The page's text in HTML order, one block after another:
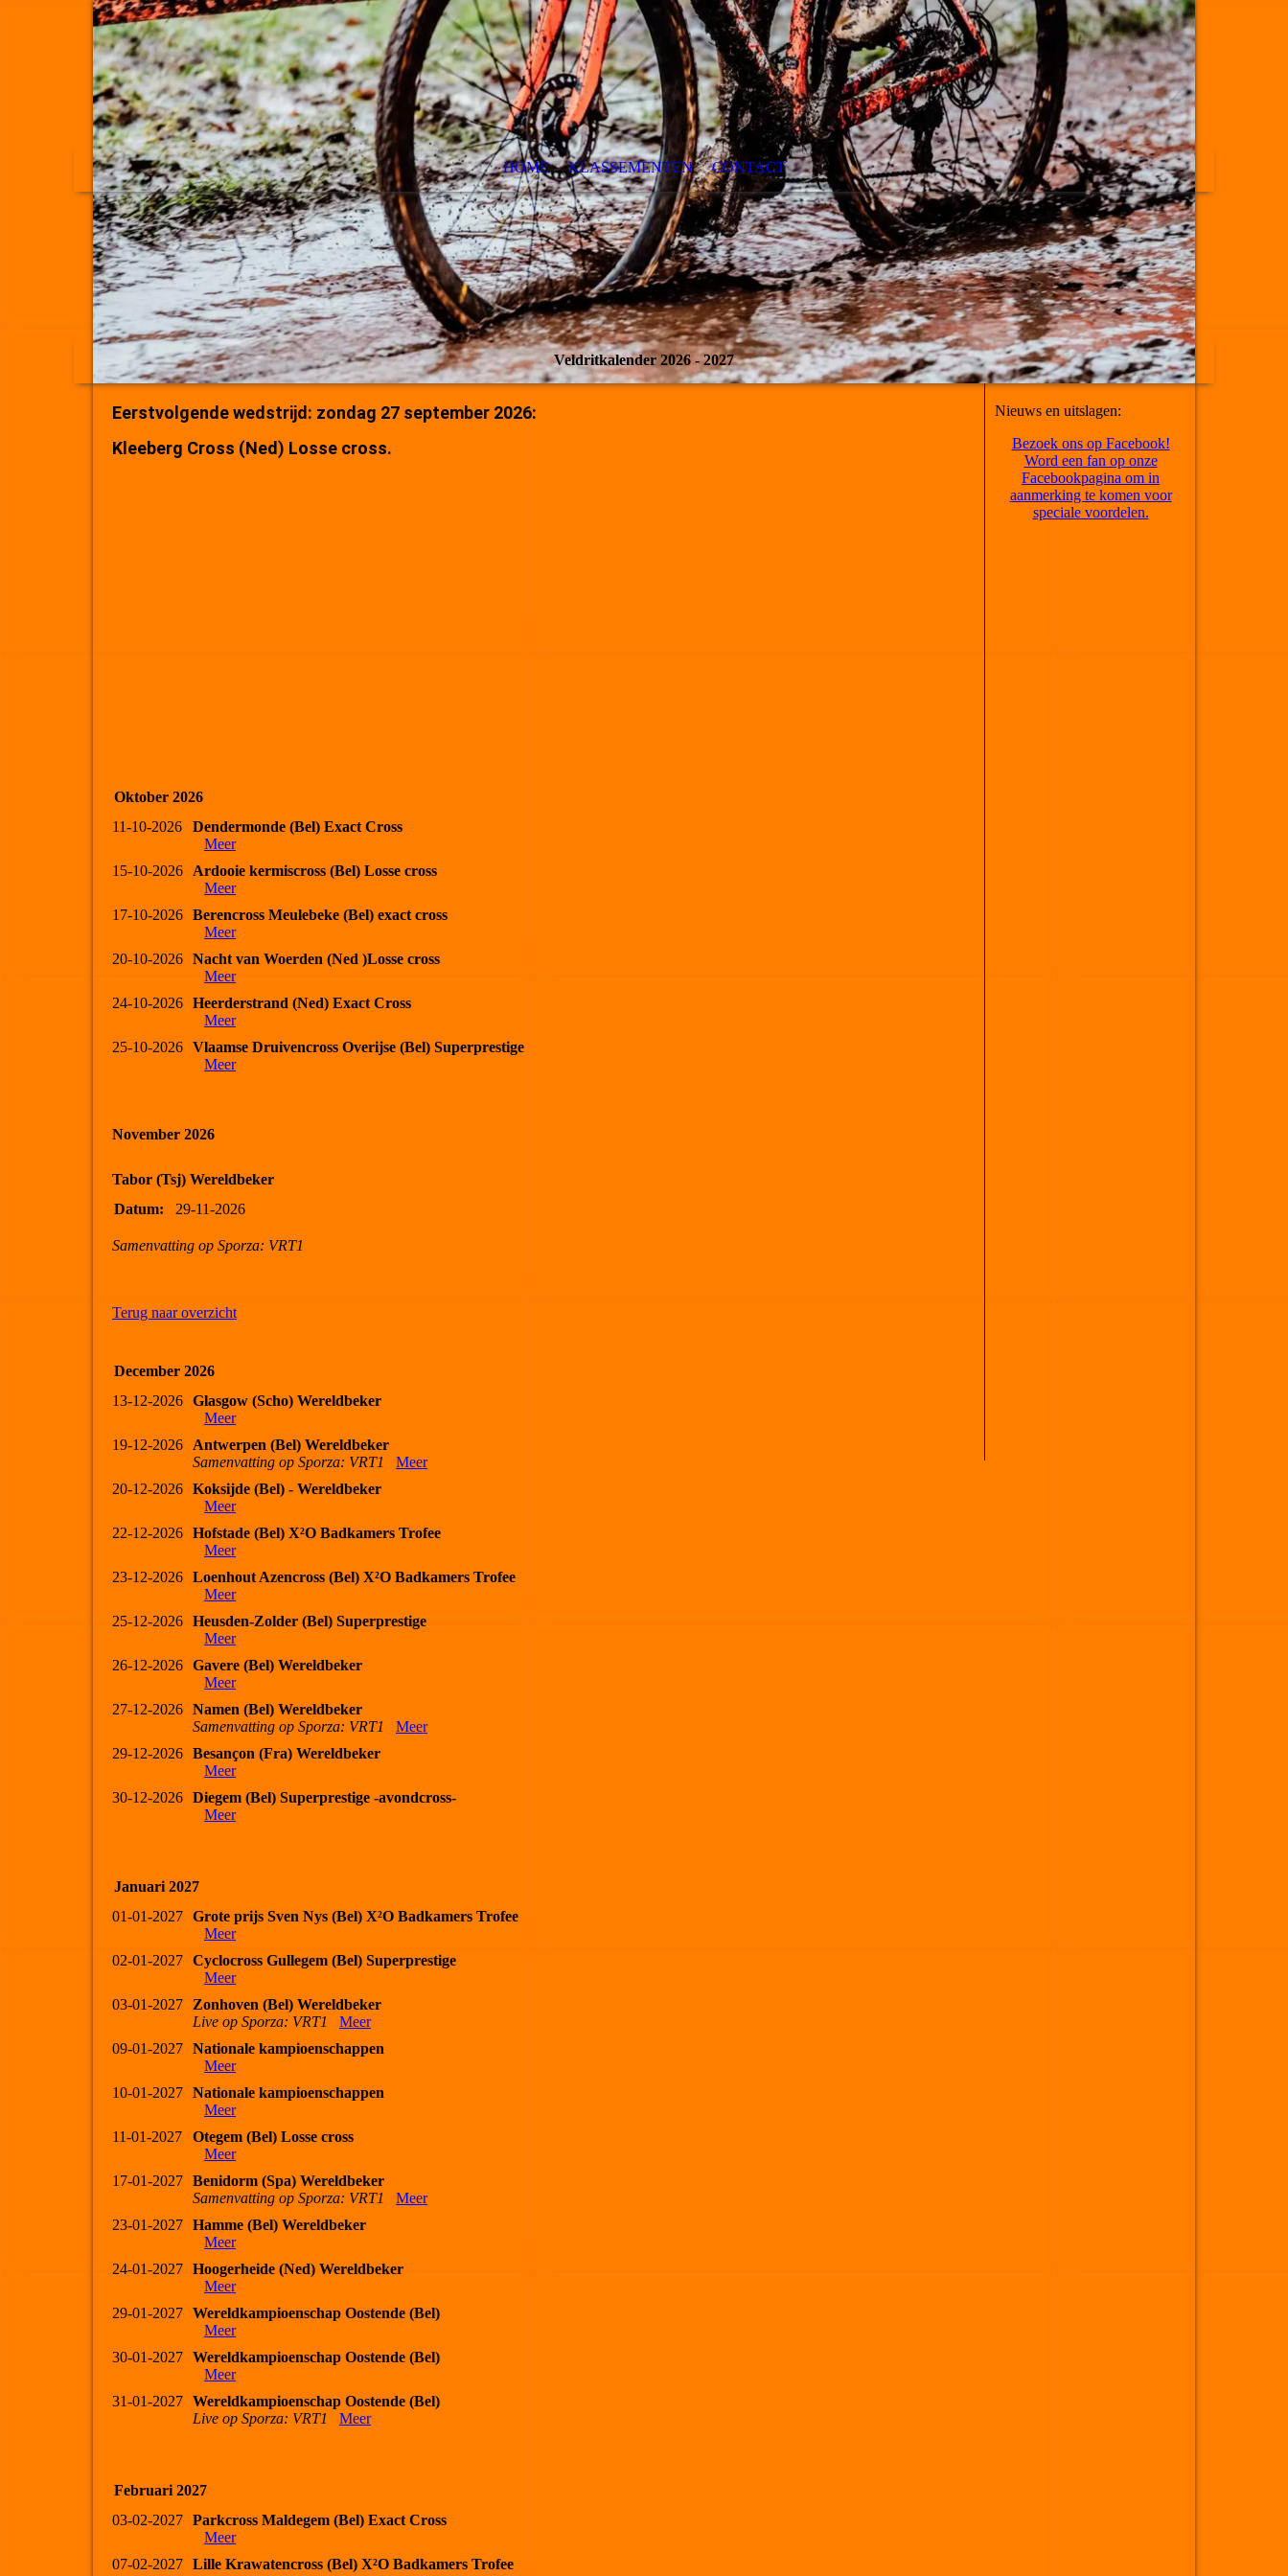
HOME KLASSEMENTEN CONTACT
Veldritkalender 2026 - 2027
Eerstvolgende wedstrijd: zondag 27 september 2026:
Kleeberg Cross (Ned) Losse cross.
Oktober 2026
11-10-2026
Dendermonde (Bel) Exact Cross
Meer
15-10-2026
Ardooie kermiscross (Bel) Losse cross
Meer
17-10-2026 Berencross Meulebeke (Bel) exact cross
Meer
20-10-2026 Nacht van Woerden (Ned )Losse cross
Meer
24-10-2026 Heerderstrand (Ned) Exact Cross
Meer
25-10-2026 Vlaamse Druivencross Overijse (Bel) Superprestige
Meer
November 2026
Tabor (Tsj) Wereldbeker
Datum:
29-11-2026
Samenvatting op Sporza: VRT1
Terug naar overzicht
December 2026
13-12-2026 Glasgow (Scho) Wereldbeker
Meer
19-12-2026
Antwerpen (Bel) Wereldbeker
Samenvatting op Sporza: VRT1
Meer
20-12-2026 Koksijde (Bel) - Wereldbeker
Meer
22-12-2026 Hofstade (Bel) X²O Badkamers Trofee
Meer
23-12-2026 Loenhout Azencross (Bel) X²O Badkamers Trofee
Meer
25-12-2026 Heusden-Zolder (Bel) Superprestige
Meer
26-12-2026 Gavere (Bel) Wereldbeker
Meer
27-12-2026 Namen (Bel) Wereldbeker
Samenvatting op Sporza: VRT1
Meer
29-12-2026 Besançon (Fra) Wereldbeker
Meer
30-12-2026 Diegem (Bel) Superprestige -avondcross-
Meer
Januari 2027
01-01-2027 Grote prijs Sven Nys (Bel) X²O Badkamers Trofee
Meer
02-01-2027 Cyclocross Gullegem (Bel) Superprestige
Meer
03-01-2027
Zonhoven (Bel) Wereldbeker
Live op Sporza: VRT1
Meer
09-01-2027 Nationale kampioenschappen
Meer
10-01-2027 Nationale kampioenschappen
Meer
11-01-2027
Otegem (Bel) Losse cross
Meer
17-01-2027 Benidorm (Spa) Wereldbeker
Samenvatting op Sporza: VRT1
Meer
23-01-2027 Hamme (Bel) Wereldbeker
Meer
24-01-2027 Hoogerheide (Ned) Wereldbeker
Meer
29-01-2027 Wereldkampioenschap Oostende (Bel)
Meer
30-01-2027 Wereldkampioenschap Oostende (Bel)
Meer
31-01-2027 Wereldkampioenschap Oostende (Bel)
Live op Sporza: VRT1
Meer
Februari 2027
03-02-2027 Parkcross Maldegem (Bel) Exact Cross
Meer
07-02-2027 Lille Krawatencross (Bel) X²O Badkamers Trofee
Nieuws en uitslagen:
Bezoek ons op Facebook!
Word een fan op onze
Facebookpagina om in
aanmerking te komen voor
speciale voordelen.